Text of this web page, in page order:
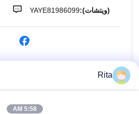
(ويتشات):YAYE81986099
Rita
5:58 AM